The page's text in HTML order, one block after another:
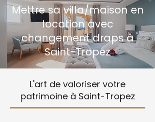
Mettre sa villa/maison en
location avec
changement draps à
Saint-Tropez
L'art de valoriser votre
patrimoine à Saint-Tropez